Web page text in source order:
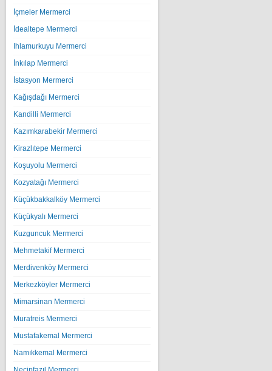
İçmeler Mermerci
İdealtepe Mermerci
Ihlamurkuyu Mermerci
İnkılap Mermerci
İstasyon Mermerci
Kağışdağı Mermerci
Kandilli Mermerci
Kazımkarabekir Mermerci
Kirazlıtepe Mermerci
Koşuyolu Mermerci
Kozyatağı Mermerci
Küçükbakkalköy Mermerci
Küçükyalı Mermerci
Kuzguncuk Mermerci
Mehmetakif Mermerci
Merdivenköy Mermerci
Merkezköyler Mermerci
Mimarsinan Mermerci
Muratreis Mermerci
Mustafakemal Mermerci
Namıkkemal Mermerci